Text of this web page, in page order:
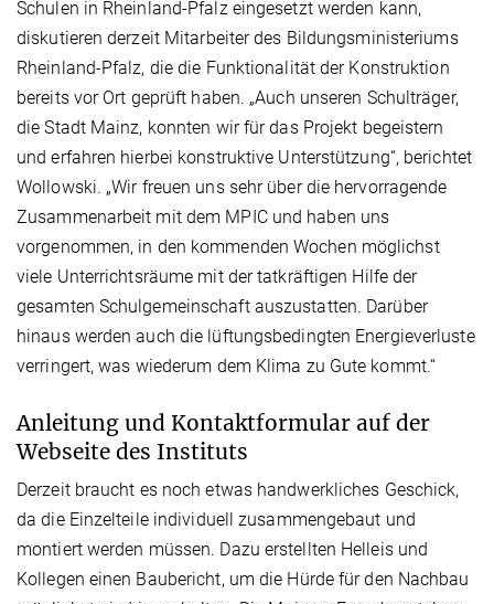
Schulen in Rheinland-Pfalz eingesetzt werden kann,
diskutieren derzeit Mitarbeiter des Bildungsministeriums
Rheinland-Pfalz, die die Funktionalität der Konstruktion
bereits vor Ort geprüft haben. „Auch unseren Schulträger,
die Stadt Mainz, konnten wir für das Projekt begeistern
und erfahren hierbei konstruktive Unterstützung“, berichtet
Wollowski. „Wir freuen uns sehr über die hervorragende
Zusammenarbeit mit dem MPIC und haben uns
vorgenommen, in den kommenden Wochen möglichst
viele Unterrichtsräume mit der tatkräftigen Hilfe der
gesamten Schulgemeinschaft auszustatten. Darüber
hinaus werden auch die lüftungsbedingten Energieverluste
verringert, was wiederum dem Klima zu Gute kommt.“
Anleitung und Kontaktformular auf der
Webseite des Instituts
Derzeit braucht es noch etwas handwerkliches Geschick,
da die Einzelteile individuell zusammengebaut und
montiert werden müssen. Dazu erstellten Helleis und
Kollegen einen Baubericht, um die Hürde für den Nachbau